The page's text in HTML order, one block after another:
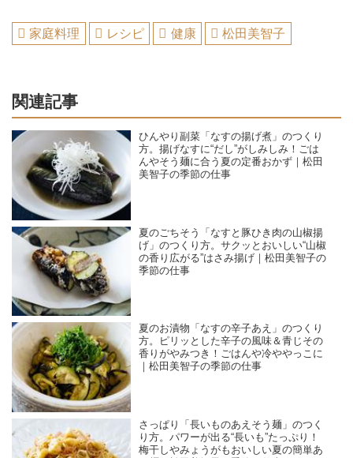
家庭料理 レシピ 健康 松田美智子
関連記事
ひんやり副菜「なすの揚げ煮」のつくり
方。揚げなすに“だし”がしみしみ！ごは
んやそう麺に合う夏の定番おかず｜松田
美智子の季節の仕事
夏のごちそう「なすと豚ひき肉の山椒揚
げ」のつくり方。サクッとおいしい“山椒
の香り広がる”はさみ揚げ｜松田美智子の
季節の仕事
夏のお漬物「なすの辛子あえ」のつくり
方。ピリッとした辛子の風味＆青じその
香りがやみつき！ごはんや冷ややっこに
｜松田美智子の季節の仕事
さっぱり「長いものあえそう麺」のつく
り方。パワーが出る“長いも”たっぷり！
梅干しやみょうがもおいしい夏の簡単あ